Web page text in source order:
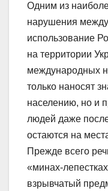
Одним из
нарушения
использование
на территории
международных
только наносят
населению, но и
людей даже
остаются на
Прежде всего
«минах-
взрывчатый